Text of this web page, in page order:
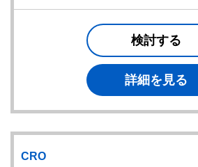
検討する
詳細を見る
CRO